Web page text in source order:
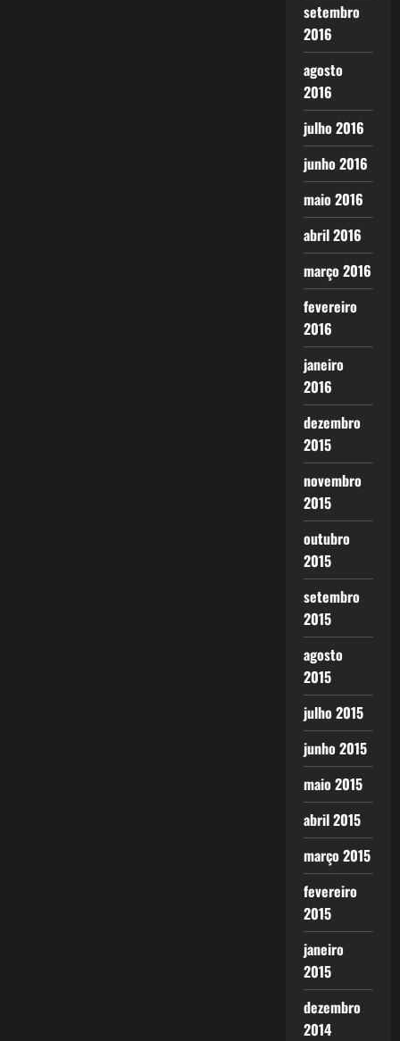
setembro
2016
agosto
2016
julho 2016
junho 2016
maio 2016
abril 2016
março 2016
fevereiro
2016
janeiro
2016
dezembro
2015
novembro
2015
outubro
2015
setembro
2015
agosto
2015
julho 2015
junho 2015
maio 2015
abril 2015
março 2015
fevereiro
2015
janeiro
2015
dezembro
2014